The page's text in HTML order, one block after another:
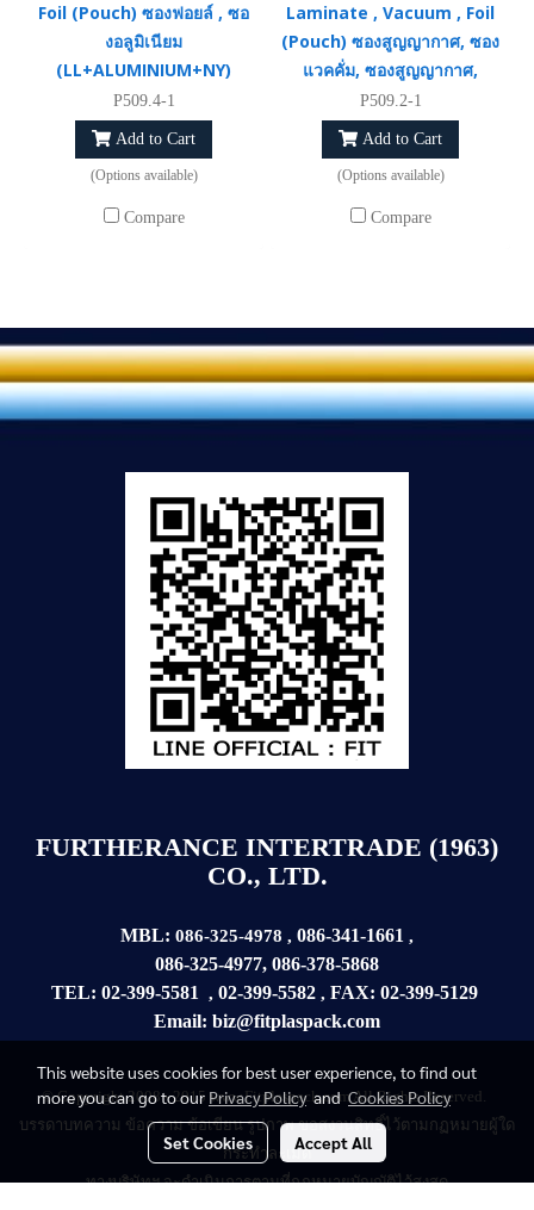
Foil (Pouch) ซองฟอยล์ , ซอ
งอลูมิเนียม
(LL+ALUMINIUM+NY)
P509.4-1
Add to Cart
(Options available)
Compare
Laminate , Vacuum , Foil
(Pouch) ซองสูญญากาศ, ซอง
แวคคั่ม, ซองสูญญากาศ,
P509.2-1
Add to Cart
(Options available)
Compare
FURTHERANCE INTERTRADE (1963)
CO., LTD.
MBL: 086-325-4978 , 086-341-1661 ,
086-325-4977, 086-378-5868
TEL: 02-399-5581 , 02-399-5582 , FAX: 02-399-5129
Email: biz@fitplaspack.com
© Copyright 2008 - 2015 www.Fitplaspack.com All Rights Reserved.
บรรดาบทความ ข้อความข้อเขียน รูปภาพ ขอสงวนสิทธิ์ไว้ตามกฏหมายผู้ใด
กระทำละเมิด
ทางบริษัทฯ จะดำเนินการตามที่กฏหมายบัญญัติไว้สูงสุด
This website uses cookies for best user experience, to find out
more you can go to our Privacy PolicyandCookies Policy
Set Cookies Accept All